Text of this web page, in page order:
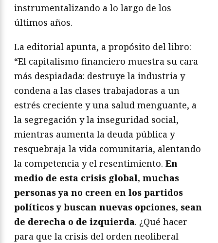
instrumentalizando a lo largo de los
últimos años.
La editorial apunta, a propósito del libro:
“El capitalismo financiero muestra su cara
más despiadada: destruye la industria y
condena a las clases trabajadoras a un
estrés creciente y una salud menguante, a
la segregación y la inseguridad social,
mientras aumenta la deuda pública y
resquebraja la vida comunitaria, alentando
la competencia y el resentimiento. En
medio de esta crisis global, muchas
personas ya no creen en los partidos
políticos y buscan nuevas opciones, sean
de derecha o de izquierda. ¿Qué hacer
para que la crisis del orden neoliberal